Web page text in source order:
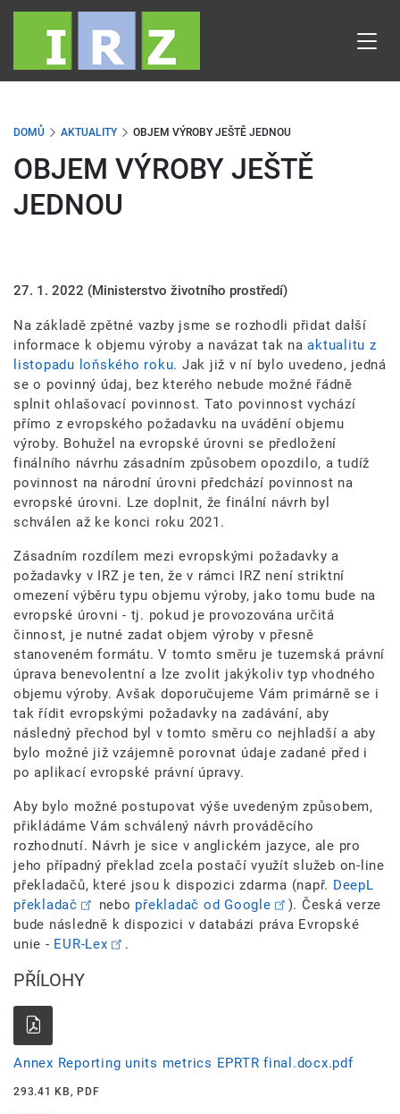
Přejít
obsahu
DOMŮ AKTUALITY OBJEM VÝROBY JEŠTĚ JEDNOU
OBJEM VÝROBY JEŠTĚ
JEDNOU
27. 1. 2022 (Ministerstvo životního prostředí)
Na základě zpětné vazby jsme se rozhodli přidat další
informace k objemu výroby a navázat tak naaktualitu z
listopadu loňského roku. Jak již v ní bylo uvedeno, jedná
se o povinný údaj, bez kterého nebude možné řádně
splnit ohlašovací povinnost. Tato povinnost vychází
přímo z evropského požadavku na uvádění objemu
výroby. Bohužel na evropské úrovni se předložení
finálního návrhu zásadním způsobem opozdilo, a tudíž
povinnost na národní úrovni předchází povinnost na
evropské úrovni. Lze doplnit, že finální návrh byl
schválen až ke konci roku 2021.
Zásadním rozdílem mezi evropskými požadavky a
požadavky v IRZ je ten, že v rámci IRZ není striktní
omezení výběru typu objemu výroby, jako tomu bude na
evropské úrovni - tj. pokud je provozována určitá
činnost, je nutné zadat objem výroby v přesně
stanoveném formátu. V tomto směru je tuzemská právní
úprava benevolentní a lze zvolit jakýkoliv typ vhodného
objemu výroby. Avšak doporučujeme Vám primárně se i
tak řídit evropskými požadavky na zadávání, aby
následný přechod byl v tomto směru co nejhladší a aby
bylo možné již vzájemně porovnat údaje zadané před i
po aplikací evropské právní úpravy.
Aby bylo možné postupovat výše uvedeným způsobem,
přikládáme Vám schválený návrh prováděcího
rozhodnutí. Návrh je sice v anglickém jazyce, ale pro
jeho případný překlad zcela postačí využít služeb on-line
překladačů, které jsou k dispozici zdarma (např. DeepL
překladač
nebo překladač od Google
). Česká verze
bude následně k dispozici v databázi práva Evropské
unie - EUR-Lex .
PŘÍLOHY
Annex Reporting units metrics EPRTR final.docx.pdf
293.41 KB, PDF